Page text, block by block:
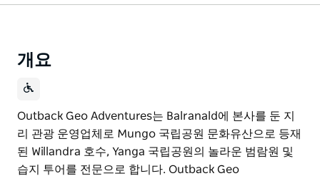
개요
Outback Geo Adventures는 Balranald에 본사를 둔 지
리 관광 운영업체로 Mungo 국립공원 문화유산으로 등재
된 Willandra 호수, Yanga 국립공원의 놀라운 범람원 및
습지 투어를 전문으로 합니다. Outback Geo